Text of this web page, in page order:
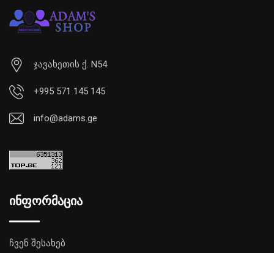
ჯავახეთის ქ. N54
+995 571 145 145
info@adams.ge
ინფორმაცია
ჩვენ შესახებ